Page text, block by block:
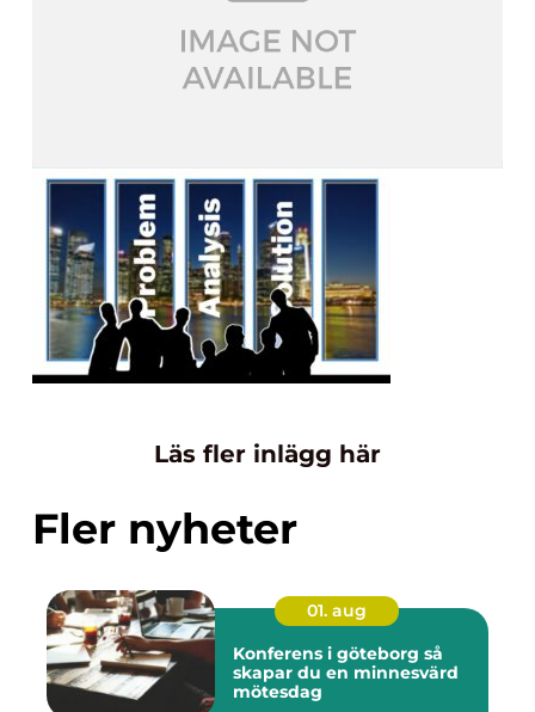
Läs fler inlägg här
Fler nyheter
01. aug
Konferens i göteborg så
skapar du en minnesvärd
mötesdag